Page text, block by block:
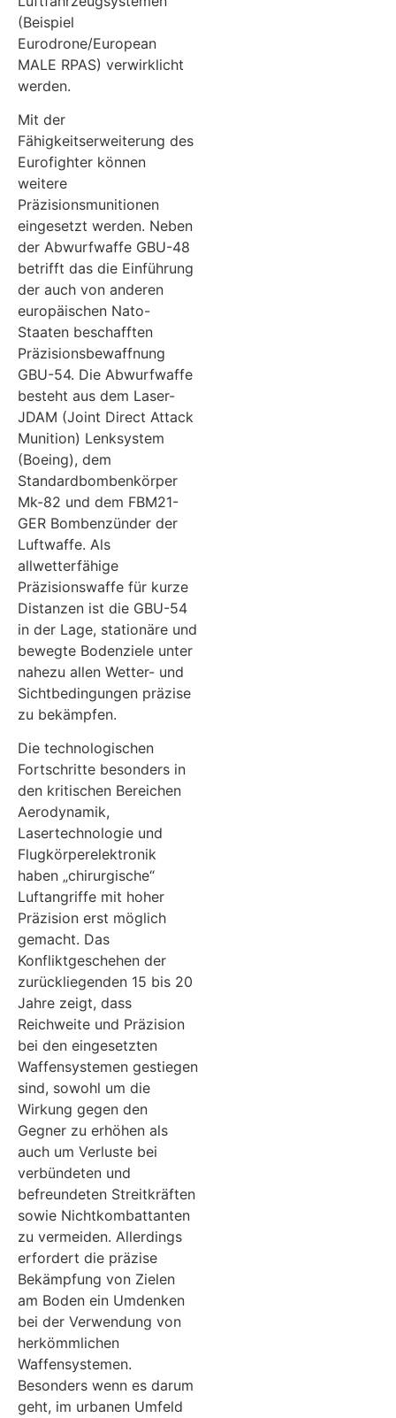
(Beispiel
Eurodrone/European
MALE RPAS) verwirklicht
werden.
Mit der
Fähigkeitserweiterung des
Eurofighter können
weitere
Präzisionsmunitionen
eingesetzt werden. Neben
der Abwurfwaffe GBU-48
betrifft das die Einführung
der auch von anderen
europäischen Nato-
Staaten beschafften
Präzisionsbewaffnung
GBU-54. Die Abwurfwaffe
besteht aus dem Laser-
JDAM (Joint Direct Attack
Munition) Lenksystem
(Boeing), dem
Standardbombenkörper
Mk-82 und dem FBM21-
GER Bombenzünder der
Luftwaffe. Als
allwetterfähige
Präzisionswaffe für kurze
Distanzen ist die GBU-54
in der Lage, stationäre und
bewegte Bodenziele unter
nahezu allen Wetter- und
Sichtbedingungen präzise
zu bekämpfen.
Die technologischen
Fortschritte besonders in
den kritischen Bereichen
Aerodynamik,
Lasertechnologie und
Flugkörperelektronik
haben „chirurgische“
Luftangriffe mit hoher
Präzision erst möglich
gemacht. Das
Konfliktgeschehen der
zurückliegenden 15 bis 20
Jahre zeigt, dass
Reichweite und Präzision
bei den eingesetzten
Waffensystemen gestiegen
sind, sowohl um die
Wirkung gegen den
Gegner zu erhöhen als
auch um Verluste bei
verbündeten und
befreundeten Streitkräften
sowie Nichtkombattanten
zu vermeiden. Allerdings
erfordert die präzise
Bekämpfung von Zielen
am Boden ein Umdenken
bei der Verwendung von
herkömmlichen
Waffensystemen.
Besonders wenn es darum
geht, im urbanen Umfeld